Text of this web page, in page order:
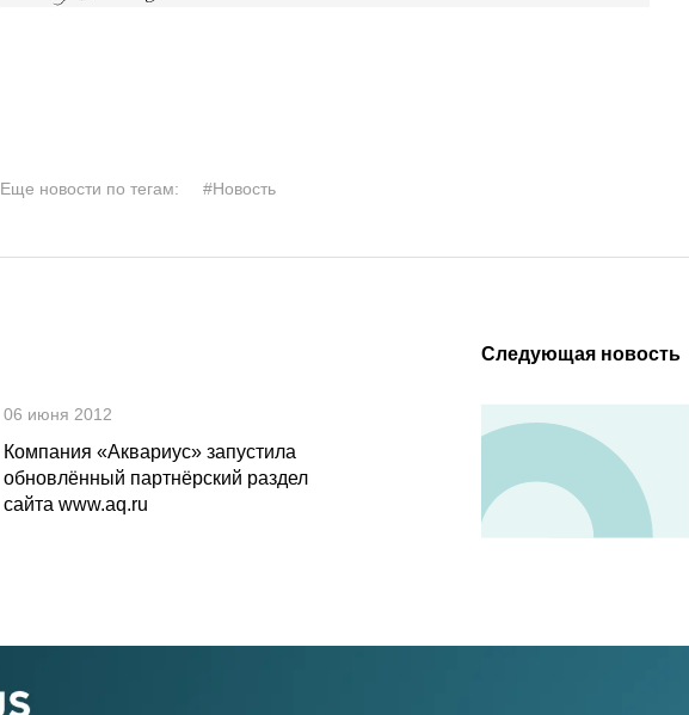
Еще новости по тегам: #Новость
06 июня 2012
Компания «Аквариус» запустила
обновлённый партнёрский раздел
сайта www.aq.ru
Следующая новость